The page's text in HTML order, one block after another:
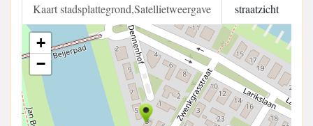
Kaart stadsplattegrond,Satellietweergave straatzicht
+
−